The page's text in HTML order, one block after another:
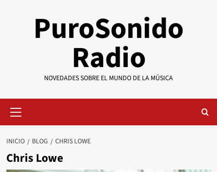
PuroSonido
Radio
NOVEDADES SOBRE EL MUNDO DE LA MÚSICA
primario
INICIO BLOG CHRIS LOWE
Chris Lowe